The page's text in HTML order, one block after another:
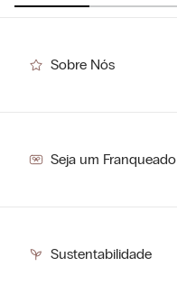
Sobre Nós
Seja um Franqueado
Sustentabilidade